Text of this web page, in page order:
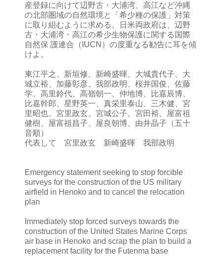
産登録に向けて辺野古・大浦湾、高江など沖縄
の北部圏域の自然環境と「希少種の保護」対策
に取り組むように求める。日米両政府は、辺野
古・大浦湾・高江の希少生物保護に関する国際
自然保 護連合（IUCN）の度重なる勧告に耳を傾
けよ。
東江平之、新垣修、新崎盛暉、大城貴代子、大
城立裕、加藤彰彦、我部政明、桜井国俊、佐藤
学、高里鈴代、高嶺朝一、仲地博、比嘉辰博、
比嘉幹郎、星野英一、真栄里泰山、三木健、宮
里昭也、宮里政玄、宮城公子、宮田裕、屋富祖
健樹、屋富祖昌子、屋良朝博、由井晶子（五十
音順）
代表して 宮里政玄 新崎盛暉 我部政明
Emergency statement seeking to stop forcible
surveys for the construction of the US military
airfield in Henoko and to cancel the relocation
plan
Immediately stop forced surveys towards the
construction of the United States Marine Corps
air base in Henoko and scrap the plan to build a
replacement facility for the Futenma base